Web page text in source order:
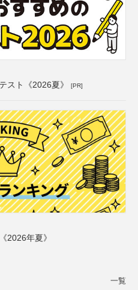
スト《2026夏》 [PR]
2026年夏》
一覧